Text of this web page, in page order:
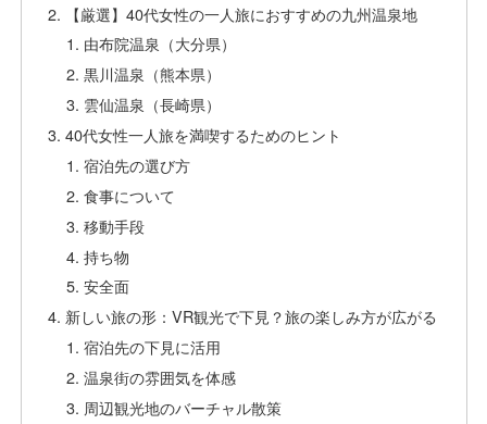
【厳選】40代女性の一人旅におすすめの九州温泉地
由布院温泉（大分県）
黒川温泉（熊本県）
雲仙温泉（長崎県）
40代女性一人旅を満喫するためのヒント
宿泊先の選び方
食事について
移動手段
持ち物
安全面
新しい旅の形：VR観光で下見？旅の楽しみ方が広がる
宿泊先の下見に活用
温泉街の雰囲気を体感
周辺観光地のバーチャル散策